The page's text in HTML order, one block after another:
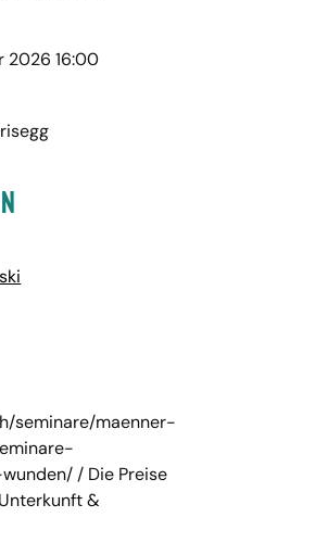
2026 16:00
seminare/maenner-
/ Die Preise
&